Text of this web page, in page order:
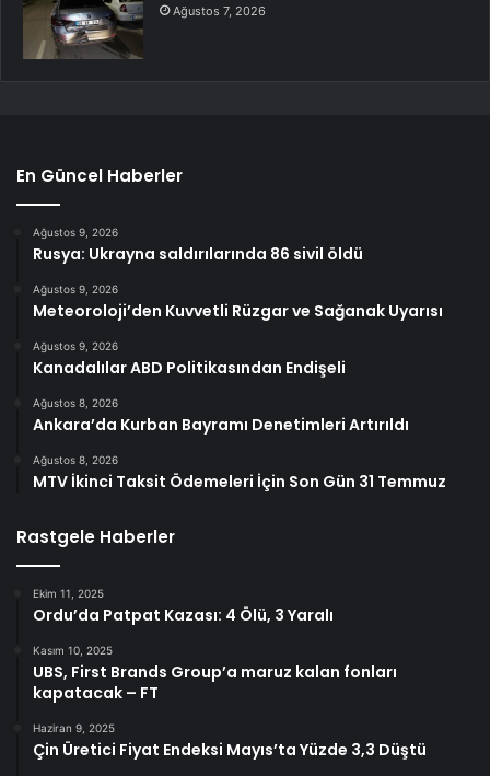
Ağustos 7, 2026
En Güncel Haberler
Ağustos 9, 2026
Rusya: Ukrayna saldırılarında 86 sivil öldü
Ağustos 9, 2026
Meteoroloji’den Kuvvetli Rüzgar ve Sağanak Uyarısı
Ağustos 9, 2026
Kanadalılar ABD Politikasından Endişeli
Ağustos 8, 2026
Ankara’da Kurban Bayramı Denetimleri Artırıldı
Ağustos 8, 2026
MTV İkinci Taksit Ödemeleri İçin Son Gün 31 Temmuz
Rastgele Haberler
Ekim 11, 2025
Ordu’da Patpat Kazası: 4 Ölü, 3 Yaralı
Kasım 10, 2025
UBS, First Brands Group’a maruz kalan fonları
kapatacak – FT
Haziran 9, 2025
Çin Üretici Fiyat Endeksi Mayıs’ta Yüzde 3,3 Düştü